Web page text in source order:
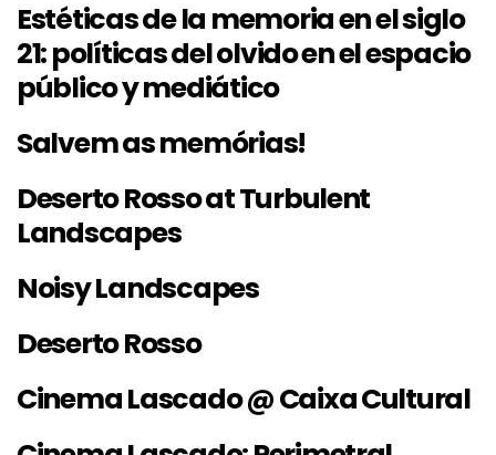
Estéticas de la memoria en el siglo
21: políticas del olvido en el espacio
público y mediático
Salvem as memórias!
Deserto Rosso at Turbulent
Landscapes
Noisy Landscapes
Deserto Rosso
Cinema Lascado @ Caixa Cultural